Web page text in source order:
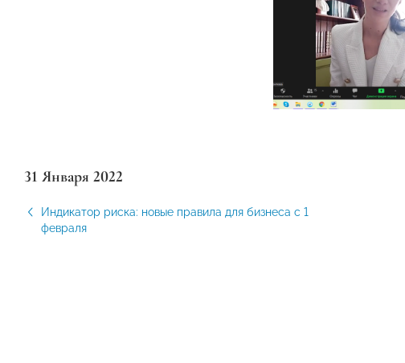
31 Января 2022
Индикатор риска: новые правила для бизнеса с 1
февраля